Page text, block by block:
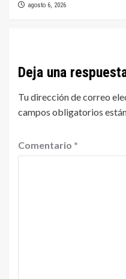
agosto 6, 2026
Deja una
Tu dirección de correo
campos obligatorios
Comentario *